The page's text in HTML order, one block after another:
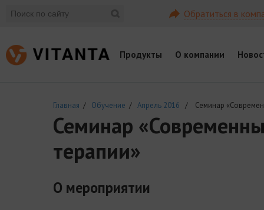
Обратиться в
Продукты О компании
Главная / Обучение / Апрель 2016 / Семинар
Семинар
терапии»
О мероприятии